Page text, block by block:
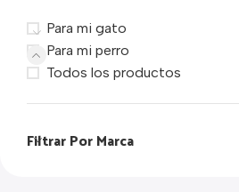
Para mi gato
Para mi perro
Todos los productos
Filtrar Por Marca